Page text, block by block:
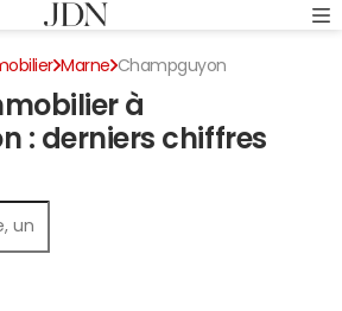
Marne Champguyon
à
: derniers chiffres